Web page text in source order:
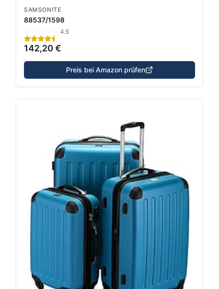
SAMSONITE
88537/1598
4.5
142,20 €
Preis bei Amazon prüfen